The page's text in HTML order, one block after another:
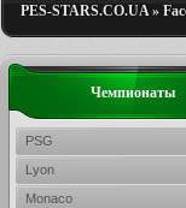
PES-STARS.CO.UA»
Чемпионаты
PSG
Lyon
Monaco